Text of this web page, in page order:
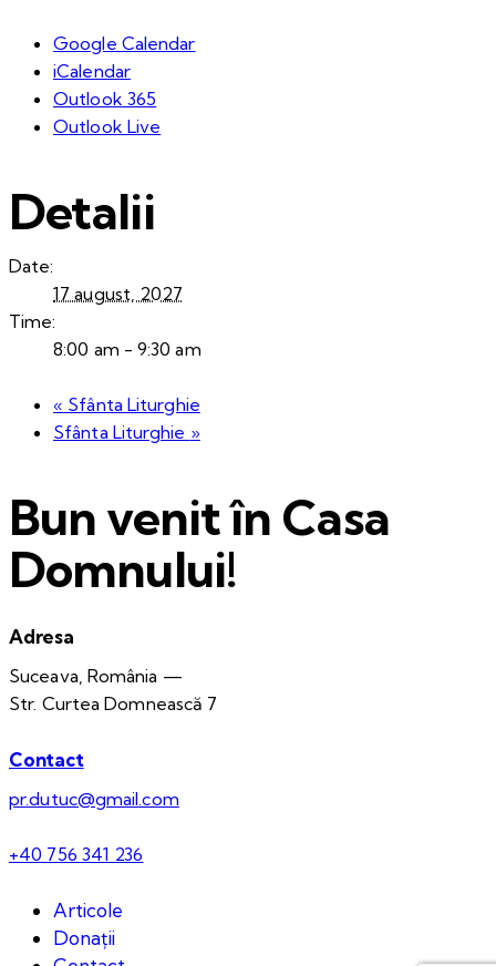
Google Calendar
iCalendar
Outlook 365
Outlook Live
Detalii
Date:
17 august, 2027
Time:
8:00 am - 9:30 am
« Sfânta Liturghie
Sfânta Liturghie »
Bun venit în Casa
Domnului!
Adresa
Suceava, România —
Str. Curtea Domnească 7
Contact
pr.dutuc@gmail.com
+40 756 341 236
Articole
Donații